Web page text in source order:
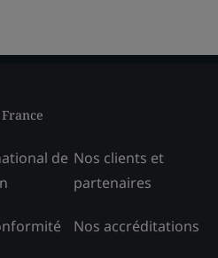
de Nos clients et
partenaires
Nos accréditations